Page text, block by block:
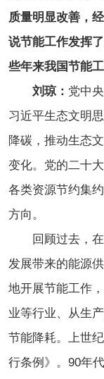
质量明显改善，
说节能工作发挥
些年来我国节能
刘琼： 党中
习近平生态文明
降碳，推动生态
变化。党的二十
各类资源节约集
方向。
回顾过去，
发展带来的能源
地开展节能工作
业等行业、从生
节能降耗。上世
行条例》。90年